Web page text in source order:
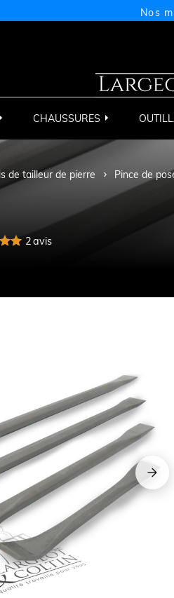
Nos
CHAUSSURES
de tailleur de pierre Pince de
2avis






